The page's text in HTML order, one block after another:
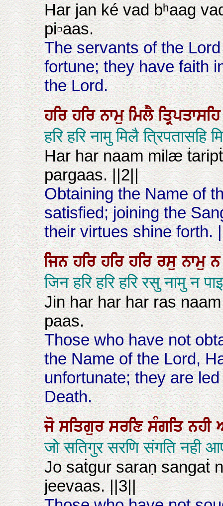
Har jan ké vad bʰaag
pi▫aas.
The servants of the
fortune; they have faith
the Lord.
ਹਰਿਹਰਿਨਾਮੁਮਿਲੈ
हरि हरि नामु मिलै
Har har naam milæ
pargaas. ||2||
Obtaining the Name of
satisfied; joining the
their virtues shine forth.
ਜਿਨਹਰਿਹਰਿਹਰਿਰਸੁਨਾਮੁ
जिन हरि हरि हरि रसु नामु न
Jin har har har ras
paas.
Those who have not
the Name of the Lord,
unfortunate; they are
Death.
ਜੋਸਤਿਗੁਰਸਰਣਿਸੰਗਤਿਨਹੀ
जो सतिगुर सरणि संगति नही
Jo saṫgur saraṇ sangaṫ
jeevaas. ||3||